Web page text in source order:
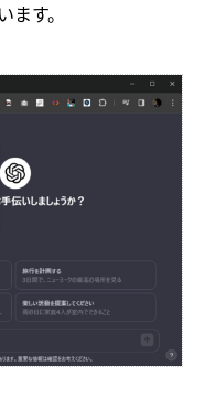
す。